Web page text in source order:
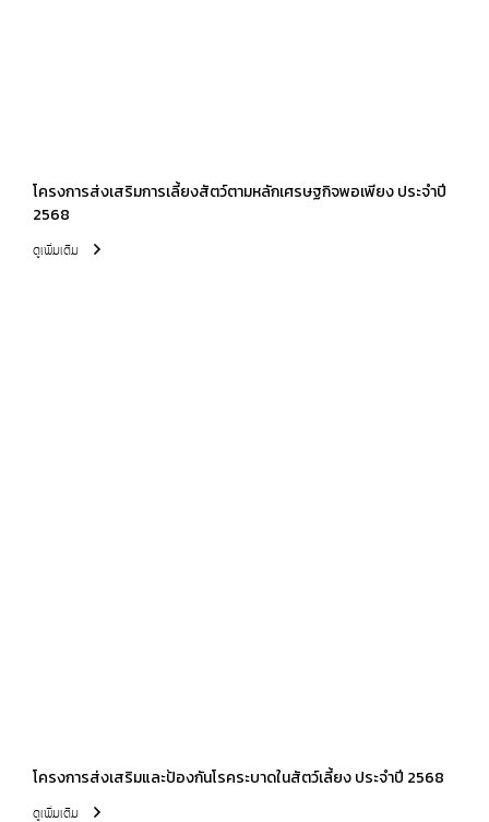
โครงการส่งเสริมการเลี้ยงสัตว์ตามหลักเศรษฐกิจพอเพียง ประจำปี
2568
ดูเพิ่มเติม
โครงการส่งเสริมและป้องกันโรคระบาดในสัตว์เลี้ยง ประจำปี 2568
ดูเพิ่มเติม